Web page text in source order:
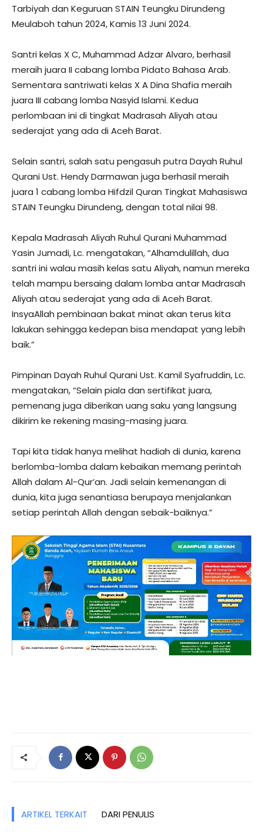
Tarbiyah dan Keguruan STAIN Teungku Dirundeng
Meulaboh tahun 2024, Kamis 13 Juni 2024.
Santri kelas X C, Muhammad Adzar Alvaro, berhasil
meraih juara II cabang lomba Pidato Bahasa Arab.
Sementara santriwati kelas X A Dina Shafia meraih
juara III cabang lomba Nasyid Islami. Kedua
perlombaan ini di tingkat Madrasah Aliyah atau
sederajat yang ada di Aceh Barat.
Selain santri, salah satu pengasuh putra Dayah Ruhul
Qurani Ust. Hendy Darmawan juga berhasil meraih
juara 1 cabang lomba Hifdzil Quran Tingkat Mahasiswa
STAIN Teungku Dirundeng, dengan total nilai 98.
Kepala Madrasah Aliyah Ruhul Qurani Muhammad
Yasin Jumadi, Lc. mengatakan, “Alhamdulillah, dua
santri ini walau masih kelas satu Aliyah, namun mereka
telah mampu bersaing dalam lomba antar Madrasah
Aliyah atau sederajat yang ada di Aceh Barat.
InsyaAllah pembinaan bakat minat akan terus kita
lakukan sehingga kedepan bisa mendapat yang lebih
baik.”
Pimpinan Dayah Ruhul Qurani Ust. Kamil Syafruddin, Lc.
mengatakan, “Selain piala dan sertifikat juara,
pemenang juga diberikan uang saku yang langsung
dikirim ke rekening masing-masing juara.
Tapi kita tidak hanya melihat hadiah di dunia, karena
berlomba-lomba dalam kebaikan memang perintah
Allah dalam Al-Qur’an. Jadi selain kemenangan di
dunia, kita juga senantiasa berupaya menjalankan
setiap perintah Allah dengan sebaik-baiknya.”
ARTIKEL TERKAIT DARI PENULIS